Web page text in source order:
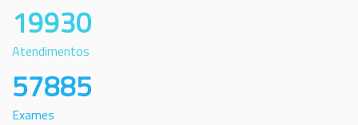
19930
Atendimentos
57885
Exames